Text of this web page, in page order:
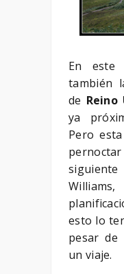
En este
también
de Reino
ya
Pero
esto lo
pesar de
un viaje.